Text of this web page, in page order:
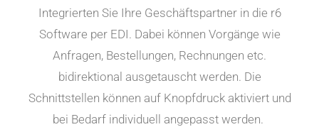
Integrierten Sie Ihre Geschäftspartner in die r6
Software per EDI. Dabei können Vorgänge wie
Anfragen, Bestellungen, Rechnungen etc.
bidirektional ausgetauscht werden. Die
Schnittstellen können auf Knopfdruck aktiviert und
bei Bedarf individuell angepasst werden.